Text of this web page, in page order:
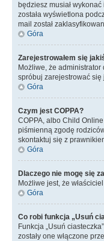
będziesz musiał
została wyświetlona
mail został
Góra
Zarejestrowałem się
Możliwe, że administrator
spróbuj zarejestrować
Góra
Czym jest COPPA?
COPPA, albo Child
piśmienną zgodę
skontaktuj się z
Góra
Dlaczego nie mogę się
Możliwe jest, że
Góra
Co robi funkcja „Usuń
Funkcja „Usuń
zostały one włączone